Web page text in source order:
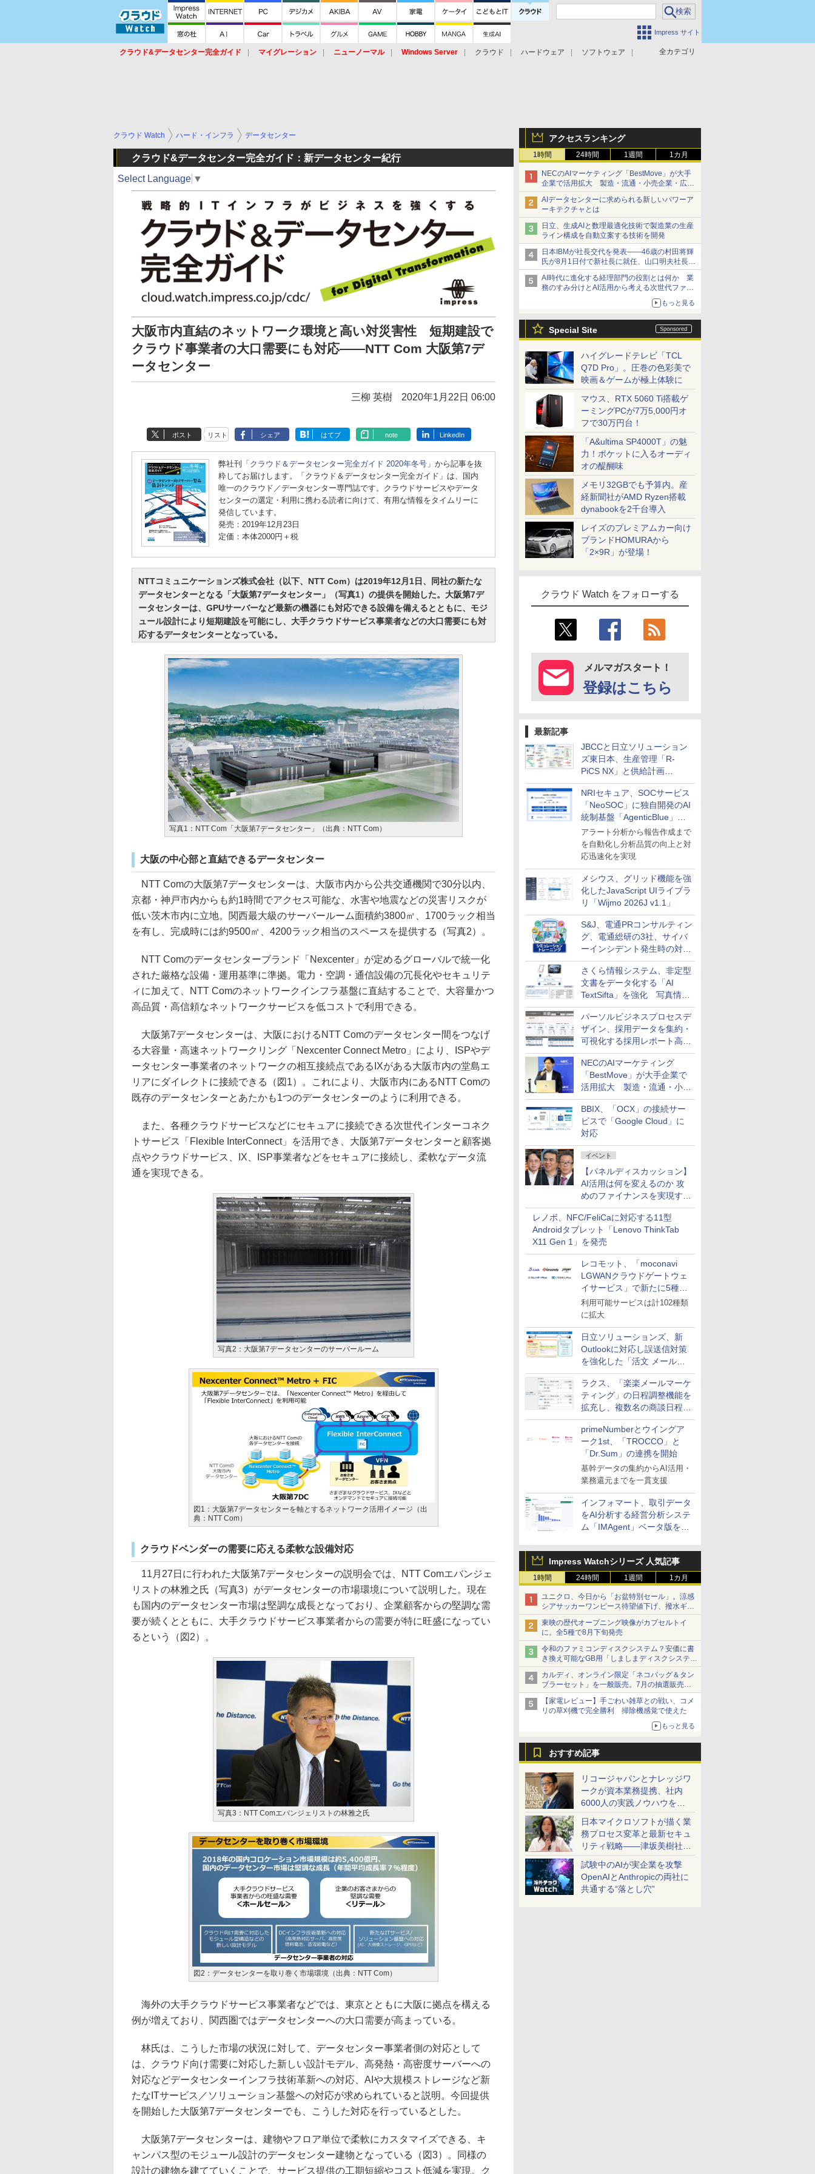
Impress サイト
全カテゴリ
クラウド&データセンター完全ガイド マイグレーション ニューノーマル Windows Server クラウド ハードウェア
ソフトウェア
アクセスランキング
1時間 24時間 1週間 1カ月
NECのAIマーケティング「BestMove」が大手
企業で活用拡大 製造・流通・小売企業・広告
代理店などが実装フェーズへ
AIデータセンターに求められる新しいパワーア
ーキテクチャとは
日立、生成AIと数理最適化技術で製造業の生産
ライン構成を自動立案する技術を開発
日本IBMが社長交代を発表――46歳の村田将輝
氏が8月1日付で新社長に就任、山口明夫社長は
会長へ
AI時代に進化する経理部門の役割とは何か 業
務のすみ分けとAI活用から考える次世代ファイ
もっと見る
Special Site
ハイグレードテレビ「TCL
Q7D Pro」。圧巻の色彩美で
映画＆ゲームが極上体験に
マウス、RTX 5060 Ti搭載ゲ
ーミングPCが7万5,000円オ
フで30万円台！
「A&ultima SP4000T」の魅
力！ポケットに入るオーディ
オの醍醐味
メモリ32GBでも予算内。産
経新聞社がAMD Ryzen搭載
dynabookを2千台導入
レイズのプレミアムカー向け
ブランドHOMURAから
「2×9R」が登場！
クラウド Watch をフォローする
メルマガスタート！
登録はこちら
最新記事
JBCCと日立ソリューション
ズ東日本、生産管理「R-
PiCS NX」と供給計画
「scSQUARE ISP」の連携サ
ービスを提供開始
NRIセキュア、SOCサービス
「NeoSOC」に独自開発のAI
統制基盤「AgenticBlue」を
導入
アラート分析から報告作成まで
を自動化し分析品質の向上と対
応迅速化を実現
メシウス、グリッド機能を強
化したJavaScript UIライブラ
リ「Wijmo 2026J v1.1」
S&J、電通PRコンサルティン
グ、電通総研の3社、サイバ
ーインシデント発生時の対応
と危機管理広報を一体的に訓
練するプログラムを提供
さくら情報システム、非定型
文書をデータ化する「AI
TextSifta」を強化 写真情報
のデータ化などに対応
パーソルビジネスプロセスデ
ザイン、採用データを集約・
可視化する採用レポート高速
化サービスを提供
NECのAIマーケティング
「BestMove」が大手企業で
活用拡大 製造・流通・小売
企業・広告代理店などが実装
フェーズへ
BBIX、「OCX」の接続サー
ビスで「Google Cloud」に
対応
イベント
【パネルディスカッション】
AI活用は何を変えるのか 攻
めのファイナンスを実現する
業務設計とマインドセット変
革
レノボ、NFC/FeliCaに対応する11型
Androidタブレット「Lenovo ThinkTab
X11 Gen 1」を発売
レコモット、「moconavi
LGWANクラウドゲートウェ
イサービス」で新たに5種類
のサービスと連携開始
利用可能サービスは計102種類
に拡大
日立ソリューションズ、新
Outlookに対応し誤送信対策
を強化した「活文 メール誤
送信防止アドインサービス」
を提供
ラクス、「楽楽メールマーケ
ティング」の日程調整機能を
拡充し、複数名の商談日程調
整を効率化
primeNumberとウイングア
ーク1st、「TROCCO」と
「Dr.Sum」の連携を開始
基幹データの集約からAI活用・
業務還元までを一貫支援
インフォマート、取引データ
をAI分析する経営分析システ
ム「IMAgent」ベータ版を提
Impress Watchシリーズ 人気記事
1時間 24時間 1週間 1カ月
ユニクロ、今日から「お盆特別セール」。涼感
シアサッカーワンピース待望値下げ、撥水ギア
ショーツは1990円に
東映の歴代オープニング映像がカプセルトイ
に。全5種で8月下旬発売
令和のファミコンディスクシステム？安価に書
き換え可能なGB用「しましまディスクシステ
ム」
カルディ、オンライン限定「ネコバッグ＆タン
ブラーセット」を一般販売。7月の抽選販売の
当選無効分
【家電レビュー】手ごわい雑草との戦い、コメ
リの草刈機で完全勝利 掃除機感覚で使えた
もっと見る
おすすめ記事
リコージャパンとナレッジワ
ークが資本業務提携、社内
6000人の実践ノウハウを生
かした「AI商談記録 for
RICOH」を展開へ
日本マイクロソフトが描く業
務プロセス変革と最新セキュ
リティ戦略――津坂美樹社長
が2027年度戦略を説明
試験中のAIが実企業を攻撃
OpenAIとAnthropicの両社に
共通する“落とし穴”
クラウド Watch ハード・インフラ データセンター
クラウド&データセンター完全ガイド：新データセンター紀行
Select Language ▼
大阪市内直結のネットワーク環境と高い対災害性 短期建設で
クラウド事業者の大口需要にも対応――NTT Com 大阪第7デ
ータセンター
三柳 英樹 2020年1月22日 06:00
ポスト リスト シェア はてブ note LinkedIn
弊社刊「 クラウド＆データセンター完全ガイド 2020年冬号 」から記事を抜
粋してお届けします。「クラウド＆データセンター完全ガイド」は、国内
唯一のクラウド／データセンター専門誌です。クラウドサービスやデータ
センターの選定・利用に携わる読者に向けて、有用な情報をタイムリーに
発信しています。
発売：2019年12月23日
定価：本体2000円＋税
NTTコミュニケーションズ株式会社（以下、NTT Com）は2019年12月1日、同社の新たな
データセンターとなる「大阪第7データセンター」（写真1）の提供を開始した。大阪第7デ
ータセンターは、GPUサーバーなど最新の機器にも対応できる設備を備えるとともに、モジ
ュール設計により短期建設を可能にし、大手クラウドサービス事業者などの大口需要にも対
応するデータセンターとなっている。
写真1：NTT Com「大阪第7データセンター」（出典：NTT Com）
大阪の中心部と直結できるデータセンター
NTT Comの大阪第7データセンターは、大阪市内から公共交通機関で30分以内、
京都・神戸市内からも約1時間でアクセス可能な、水害や地震などの災害リスクが
低い茨木市内に立地。関西最大級のサーバールーム面積約3800㎡、1700ラック相当
を有し、完成時には約9500㎡、4200ラック相当のスペースを提供する（写真2）。
NTT Comのデータセンターブランド「Nexcenter」が定めるグローバルで統一化
された厳格な設備・運用基準に準拠。電力・空調・通信設備の冗長化やセキュリテ
ィに加えて、NTT Comのネットワークインフラ基盤に直結することで、大容量かつ
高品質・高信頼なネットワークサービスを低コストで利用できる。
大阪第7データセンターは、大阪におけるNTT Comのデータセンター間をつなげ
る大容量・高速ネットワークリング「Nexcenter Connect Metro」により、ISPやデ
ータセンター事業者のネットワークの相互接続点であるIXがある大阪市内の堂島エ
リアにダイレクトに接続できる（図1）。これにより、大阪市内にあるNTT Comの
既存のデータセンターとあたかも1つのデータセンターのように利用できる。
また、各種クラウドサービスなどにセキュアに接続できる次世代インターコネク
トサービス「Flexible InterConnect」を活用でき、大阪第7データセンターと顧客拠
点やクラウドサービス、IX、ISP事業者などをセキュアに接続し、柔軟なデータ流
通を実現できる。
写真2：大阪第7データセンターのサーバールーム
図1：大阪第7データセンターを軸とするネットワーク活用イメージ（出
典：NTT Com）
クラウドベンダーの需要に応える柔軟な設備対応
11月27日に行われた大阪第7データセンターの説明会では、NTT Comエバンジェ
リストの林雅之氏（写真3）がデータセンターの市場環境について説明した。現在
も国内のデータセンター市場は堅調な成長となっており、企業顧客からの堅調な需
要が続くとともに、大手クラウドサービス事業者からの需要が特に旺盛になってい
るという（図2）。
写真3：NTT Comエバンジェリストの林雅之氏
図2：データセンターを取り巻く市場環境（出典：NTT Com）
海外の大手クラウドサービス事業者などでは、東京とともに大阪に拠点を構える
例が増えており、関西圏ではデータセンターへの大口需要が高まっている。
林氏は、こうした市場の状況に対して、データセンター事業者側の対応として
は、クラウド向け需要に対応した新しい設計モデル、高発熱・高密度サーバーへの
対応などデータセンターインフラ技術革新への対応、AIや大規模ストレージなど新
たなITサービス／ソリューション基盤への対応が求められていると説明。今回提供
を開始した大阪第7データセンターでも、こうした対応を行っているとした。
大阪第7データセンターは、建物やフロア単位で柔軟にカスタマイズできる、キ
ャンパス型のモジュール設計のデータセンター建物となっている（図3）。同様の
設計の建物を建てていくことで、サービス提供の工期短縮やコスト低減を実現。ク